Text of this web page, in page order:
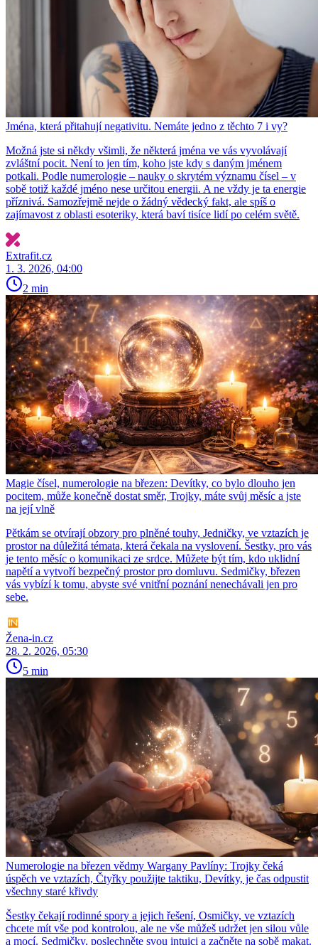
Jména, která přitahují negativitu. Nemáte jedno z těchto 7 i vy?
Možná jste si někdy všimli, že některá jména ve vás vyvolávají
zvláštní pocit. Není to jen tím, koho jste kdy s daným jménem
potkali. Podle numerologie – nauky o skrytém významu čísel – v
sobě totiž každé jméno nese určitou energii. A ne vždy je ta energie
příznivá. Samozřejmě nejde o žádný vědecký fakt, ale spíš o
zajímavost z oblasti esoteriky, která baví tisíce lidí po celém světě.
Extrafit.cz
1. 3. 2026, 04:00
2 min
Magie čísel, numerologie na březen: Devítky, co bylo dlouho jen
pocitem, může konečně dostat směr, Trojky, máte svůj měsíc a jste
na její vlně
Pětkám se otvírají obzory pro plněné touhy, Jedničky, ve vztazích je
prostor na důležitá témata, která čekala na vyslovení. Šestky, pro vás
je tento měsíc o komunikaci ze srdce. Můžete být tím, kdo uklidní
napětí a vytvoří bezpečný prostor pro domluvu. Sedmičky, březen
vás vybízí k tomu, abyste své vnitřní poznání nenechávali jen pro
sebe.
Žena-in.cz
28. 2. 2026, 05:30
5 min
Numerologie na březen vědmy Wargany Pavlíny: Trojky čeká
úspěch ve vztazích, Čtyřky použijte taktiku, Devítky, je čas odpustit
všechny staré křivdy
Šestky čekají rodinné spory a jejich řešení, Osmičky, ve vztazích
chcete mít vše pod kontrolou, ale ne vše můžeš udržet jen silou vůle
a mocí. Sedmičky, poslechněte svou intuici a začněte na sobě makat.